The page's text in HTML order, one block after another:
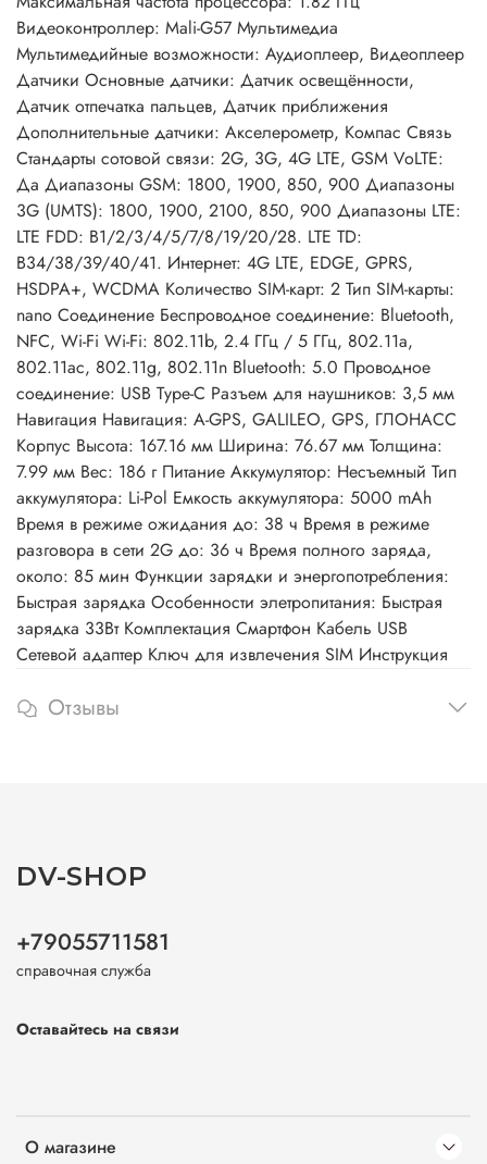
Видеоконтроллер: Mali-G57 Мультимедиа
Мультимедийные возможности: Аудиоплеер, Видеоплеер
Датчики Основные датчики: Датчик освещённости,
Датчик отпечатка пальцев, Датчик приближения
Дополнительные датчики: Акселерометр, Компас Связь
Стандарты сотовой связи: 2G, 3G, 4G LTE, GSM VoLTE:
Да Диапазоны GSM: 1800, 1900, 850, 900 Диапазоны
3G (UMTS): 1800, 1900, 2100, 850, 900 Диапазоны LTE:
LTE FDD: B1/2/3/4/5/7/8/19/20/28. LTE TD:
B34/38/39/40/41. Интернет: 4G LTE, EDGE, GPRS,
HSDPA+, WCDMA Количество SIM-карт: 2 Тип SIM-карты:
nano Соединение Беспроводное соединение: Bluetooth,
NFC, Wi-Fi Wi-Fi: 802.11b, 2.4 ГГц / 5 ГГц, 802.11a,
802.11ac, 802.11g, 802.11n Bluetooth: 5.0 Проводное
соединение: USB Type-C Разъем для наушников: 3,5 мм
Навигация Навигация: A-GPS, GALILEO, GPS, ГЛОНАСС
Корпус Высота: 167.16 мм Ширина: 76.67 мм Толщина:
7.99 мм Вес: 186 г Питание Аккумулятор: Несъемный Тип
аккумулятора: Li-Pol Емкость аккумулятора: 5000 mAh
Время в режиме ожидания до: 38 ч Время в режиме
разговора в сети 2G до: 36 ч Время полного заряда,
около: 85 мин Функции зарядки и энергопотребления:
Быстрая зарядка Особенности элетропитания: Быстрая
зарядка 33Вт Комплектация Смартфон Кабель USB
Сетевой адаптер Ключ для извлечения SIM Инструкция
Отзывы
О магазине
DV-SHOP
+79055711581
справочная служба
Оставайтесь на связи